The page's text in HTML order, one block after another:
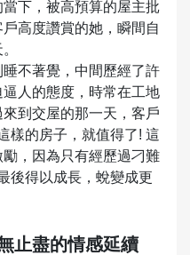
下，被高預算的屋主批
高度讚賞的她，瞬間自
不著覺，中間歷經了許
人的態度，時常在工地
到交屋的那一天，客戶
樣的房子，就值得了! 這
，因為只有經歷過刁難
後得以成長，蛻變成更
止盡的情感延續